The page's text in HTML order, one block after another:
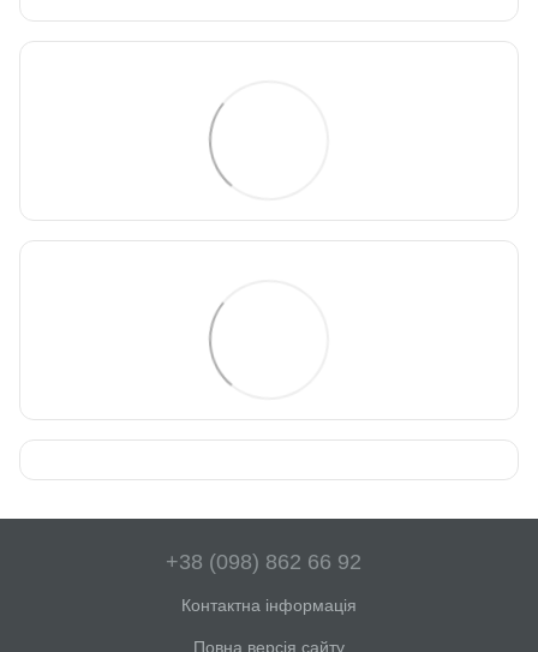
+38 (098) 862 66 92
Контактна інформація
Повна версія сайту